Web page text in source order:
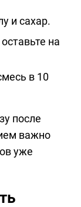
и сахар.
на
в 10
после
важно
уже